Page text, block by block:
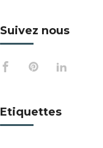
Suivez nous
Etiquettes